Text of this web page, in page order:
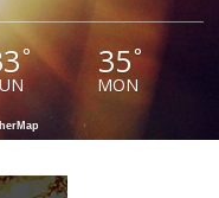
° 35°
MON